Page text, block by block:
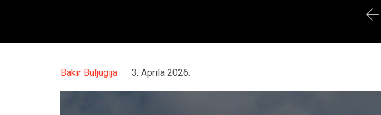

Bakir Buljugija 3. Aprila 2026.